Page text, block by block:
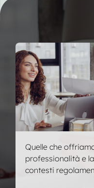
Quelle che
professionalità e
contesti